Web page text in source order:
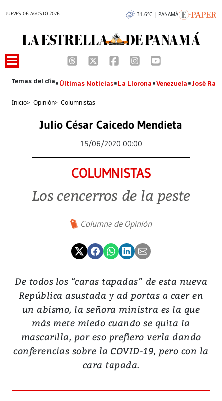
JUEVES 06 AGOSTO 2026 31.6°C | PANAMÁ
Últimas Noticias La Llorona Venezuela José
Inicio> Opinión> Columnistas
Julio César Caicedo Mendieta
15/06/2020 00:00
COLUMNISTAS
Los cencerros de la peste
Columna de Opinión
De todos los “caras tapadas” de esta nueva
República asustada y ad portas a caer en
un abismo, la señora ministra es la que
más mete miedo cuando se quita la
mascarilla, por eso prefiero verla dando
conferencias sobre la COVID-19, pero con la
cara tapada.